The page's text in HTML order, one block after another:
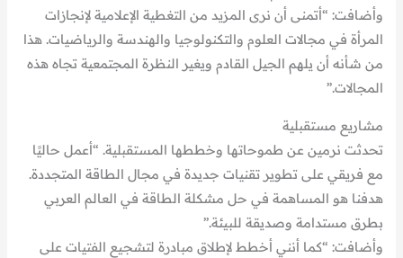
وأضافت: “أتمنى أن نرى المزيد من التغطية الإعلامية لإنجازات
المرأة في مجالات العلوم والتكنولوجيا والهندسة والرياضيات. هذا
من شأنه أن يلهم الجيل القادم ويغير النظرة المجتمعية تجاه هذه
المجالات.”
مشاريع مستقبلية
تحدثت نرمين عن طموحاتها وخططها المستقبلية. “أعمل حاليًا
مع فريقي على تطوير تقنيات جديدة في مجال الطاقة المتجددة.
هدفنا هو المساهمة في حل مشكلة الطاقة في العالم العربي
بطرق مستدامة وصديقة للبيئة.”
وأضافت: “كما أنني أخطط لإطلاق مبادرة لتشجيع الفتيات على